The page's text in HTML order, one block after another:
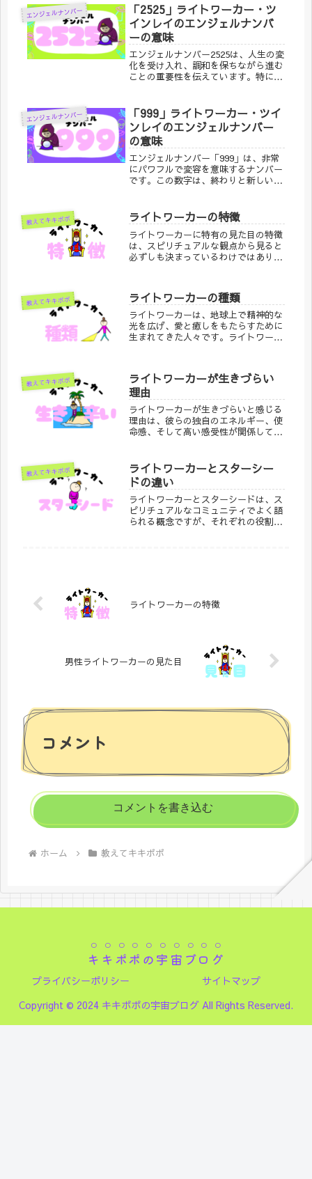
エンジェルナンバー
「2525」ライトワーカー・ツ
インレイのエンジェルナンバ
ーの意味
エンジェルナンバー2525は、人生の変
化を受け入れ、調和を保ちながら進む
ことの重要性を伝えています。特にラ
ら、パートナーシップや人生の使命に
取り組むことが求められる時期です。
エンジェルナンバー
「999」ライトワーカー・ツイ
ンレイのエンジェルナンバー
の意味
エンジェルナンバー「999」は、非常
にパワフルで変容を意味するナンバー
です。この数字は、終わりと新しい始
ています。ライトワーカーやツインレ
イの人々にとって、「999」は人生の
重要な転換期を示唆し、進むべき方向
や調和が強調されています。
教えてキキポポ ライトワーカーの特徴
ライトワーカーに特有の見た目の特徴
は、スピリチュアルな観点から見ると
必ずしも決まっているわけではありま
的に次のような外見やエネルギー的な
特徴が見受けられることがあります。
教えてキキポポ ライトワーカーの種類
ライトワーカーは、地球上で精神的な
光を広げ、愛と癒しをもたらすために
生まれてきた人々です。ライトワーカ
し、成長させる役割を果たします。
教えてキキポポ
ライトワーカーが生きづらい
理由
ライトワーカーが生きづらいと感じる
理由は、彼らの独自のエネルギー、使
命感、そして高い感受性が関係してい
意識の拡大を促すことを目的にしてい
ますが、その使命が必ずしも簡単に実
現できるわけではありません。
教えてキキポポ
ライトワーカーとスターシー
ドの違い
ライトワーカーとスターシードは、ス
ピリチュアルなコミュニティでよく語
られる概念ですが、それぞれの役割や
ライトワーカーの特徴
男性ライトワーカーの見た目
コメント
コメントを書き込む
ホーム 教えてキキポポ
キキポポの宇宙ブログ
プライバシーポリシー
サイトマップ
Copyright © 2024 キキポポの宇宙ブログ All Rights Reserved.